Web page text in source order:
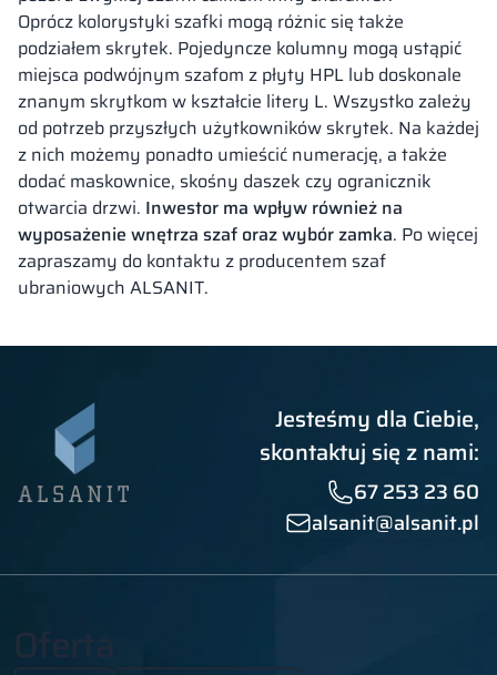
Oprócz kolorystyki szafki mogą różnic się także
podziałem skrytek. Pojedyncze kolumny mogą ustąpić
miejsca podwójnym szafom z płyty HPL lub doskonale
znanym skrytkom w kształcie litery L. Wszystko zależy
od potrzeb przyszłych użytkowników skrytek. Na każdej
z nich możemy ponadto umieścić numerację, a także
dodać maskownice, skośny daszek czy ogranicznik
otwarcia drzwi. Inwestor ma wpływ również na
wyposażenie wnętrza szaf oraz wybór zamka. Po więcej
zapraszamy do kontaktu z producentem szaf
ubraniowych ALSANIT.
Jesteśmy dla Ciebie,
skontaktuj się z nami:
67 253 23 60
alsanit@alsanit.pl
Oferta